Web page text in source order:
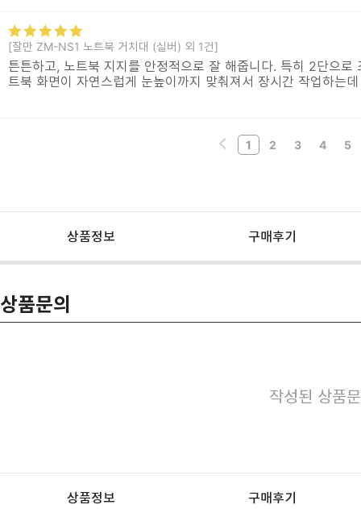
[잘만 ZM-NS1 노트북 거치대 (실버) 외 1건]
튼튼하고, 노트북 지지를 안정적으로 잘 해줍니다. 특히 2단으
트북 화면이 자연스럽게 눈높이까지 맞춰져서 장시간 작업하는
1 2 3 4 5
상품정보 구매후기
상품문의
작성된 상품
상품정보 구매후기